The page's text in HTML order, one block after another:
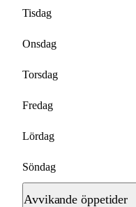
Tisdag
Onsdag
Torsdag
Fredag
Lördag
Söndag
Avvikande öppetider